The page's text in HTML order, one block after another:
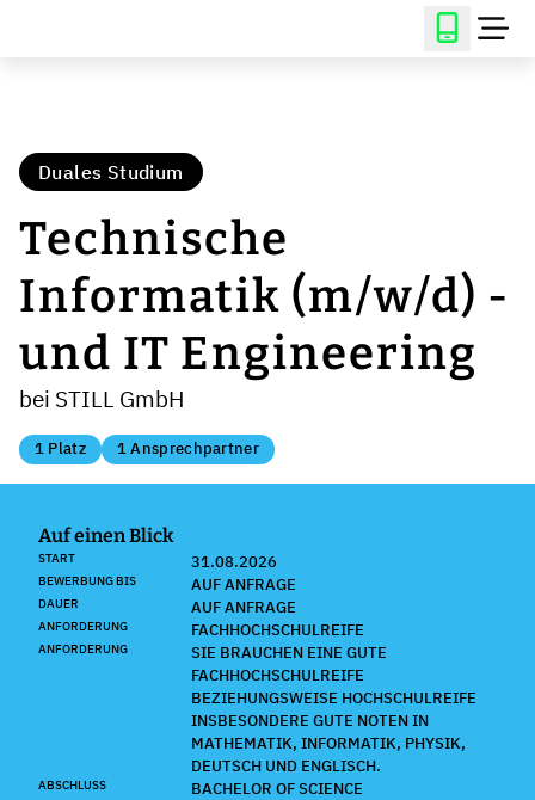
Duales Studium
Technische
Informatik (m/w/d) -
und IT Engineering
bei STILL GmbH
1 Platz 1 Ansprechpartner
Auf einen Blick
START 31.08.2026
BEWERBUNG BIS AUF ANFRAGE
DAUER AUF ANFRAGE
ANFORDERUNG FACHHOCHSCHULREIFE
ANFORDERUNG
SIE BRAUCHEN EINE GUTE
FACHHOCHSCHULREIFE
BEZIEHUNGSWEISE HOCHSCHULREIFE
INSBESONDERE GUTE NOTEN IN
MATHEMATIK, INFORMATIK, PHYSIK,
DEUTSCH UND ENGLISCH.
ABSCHLUSS BACHELOR OF SCIENCE